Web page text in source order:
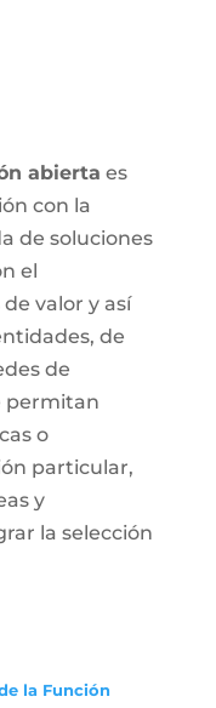
abierta es
con la
de soluciones
el
valor y así
de
de
permitan
o
particular,
y
la selección
la Función